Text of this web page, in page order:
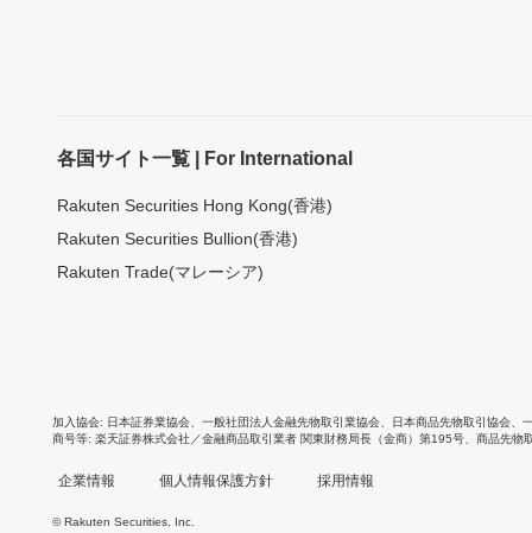
各国サイト一覧 | For International
Rakuten Securities Hong Kong(香港)
Rakuten Securities Bullion(香港)
Rakuten Trade(マレーシア)
加入協会 日本証券業協会 一般社団法人金融先物取引業協会 日本商品先物取引協会
商号等 楽天証券株式会社／金融商品取引業者 関東財務局長（金商）第195号、商品先物
企業情報 個人情報保護方針 採用情報
© Rakuten Securities, Inc.